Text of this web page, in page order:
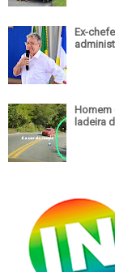
Ex-
Homem
ladeira